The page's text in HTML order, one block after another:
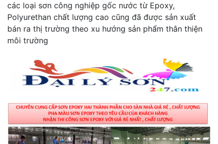
các loại sơn công nghiệp gốc nước từ Epoxy,
Polyurethan chất lượng cao cũng đã được sản xuất
bán ra thị trường theo xu hướng sản phẩm thân thiện
môi trường